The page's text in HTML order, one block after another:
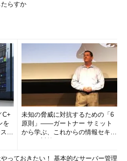
境におけるページングを高速化する
いること。最近（2009年半ば以降）のCPU
いるはず
るGPUを搭載したグラフィックス・カー
いが、少なくとも現在のHyper-Vでは、サー
ックス・カードの装着が必須である。CPUの
は使用不可。専用の独立したカードで、メイ
したVRAMを持っていること。GPUの速度も
クライアントをサポートするために
グラフィックス・メモリ（VRAM）を持つも
4枚までのグラフィックス・カードを利用す
その場合はすべて同じ仕様が要求される。ド
ルされていること。利用できるグラフィック
たらすか
C+
を
を
未知の脅威に対抗するための「6
原則」――ガートナー サミット
から学ぶ、これからの情報セキュ
っておきたい！ 基本的なサーバー管理